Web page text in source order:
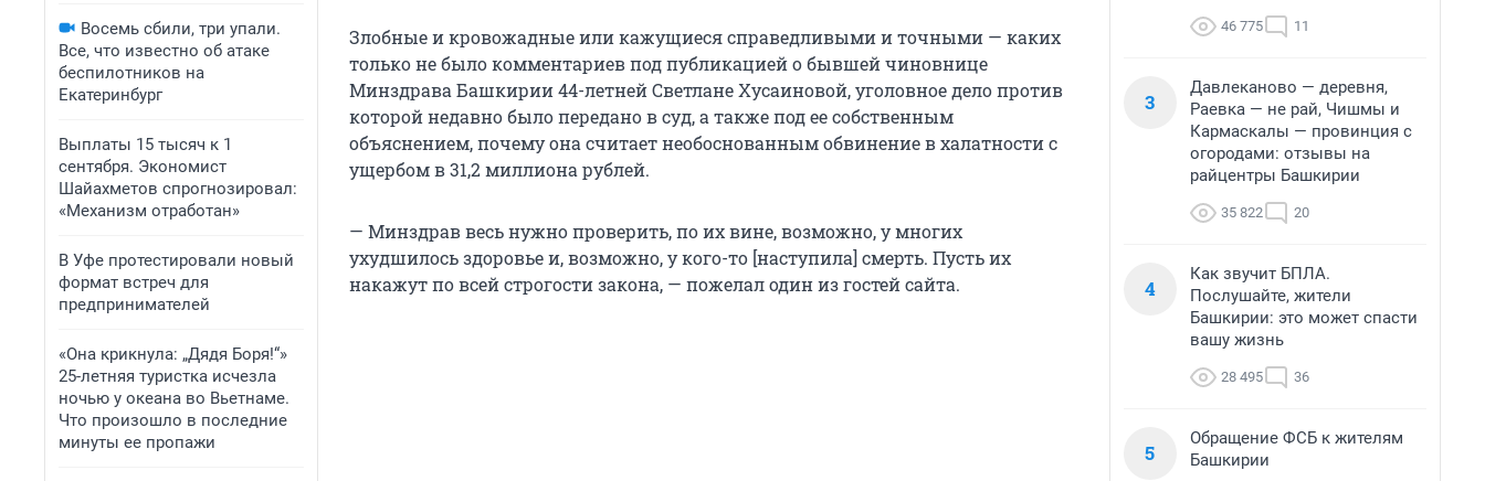
Восемь сбили, три упали.
Все, что известно об атаке
беспилотников на
Екатеринбург
Выплаты 15 тысяч к 1
сентября. Экономист
Шайахметов спрогнозировал:
«Механизм отработан»
В Уфе протестировали новый
формат встреч для
предпринимателей
«Она крикнула: „Дядя Боря!“»
25-летняя туристка исчезла
ночью у океана во Вьетнаме.
Что произошло в последние
минуты ее пропажи
Злобные и кровожадные или кажущиеся справедливыми и точными — каких
только не было комментариев под публикацией о бывшей чиновнице
Минздрава Башкирии 44-летней Светлане Хусаиновой, уголовное дело против
которой недавно было передано в суд, а также под ее собственным
объяснением, почему она считает необоснованным обвинение в халатности с
ущербом в 31,2 миллиона рублей.
— Минздрав весь нужно проверить, по их вине, возможно, у многих
ухудшилось здоровье и, возможно, у кого-то [наступила] смерть. Пусть их
накажут по всей строгости закона, — пожелал один из гостей сайта.
46 775 11
3
Давлеканово — деревня,
Раевка — не рай, Чишмы и
Кармаскалы — провинция с
огородами: отзывы на
райцентры Башкирии
35 822 20
4
Как звучит БПЛА.
Послушайте, жители
Башкирии: это может спасти
вашу жизнь
28 495 36
5
Обращение ФСБ к жителям
Башкирии